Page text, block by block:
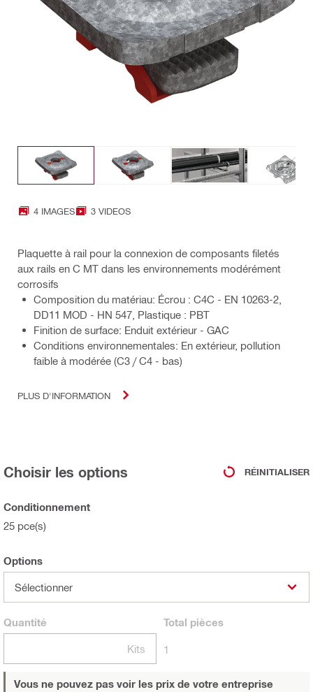
4 IMAGES 3 VIDEOS
Plaquette à rail pour la connexion de composants filetés
aux rails en C MT dans les environnements modérément
corrosifs
Composition du matériau: Écrou : C4C - EN 10263-2,
DD11 MOD - HN 547, Plastique : PBT
Finition de surface: Enduit extérieur - GAC
Conditions environnementales: En extérieur, pollution
faible à modérée (C3 / C4 - bas)
PLUS D'INFORMATION
Choisir les options RÉINITIALISER
Conditionnement
25 pce(s)
Options
Sélectionner
Quantité
Kits
Total pièces
1
Vous ne pouvez pas voir les prix de votre entreprise